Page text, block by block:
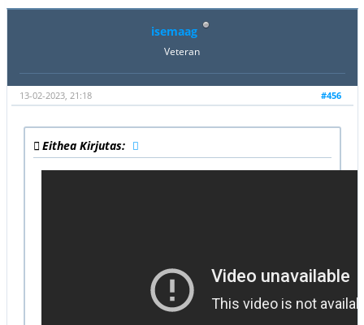
isemaag
Veteran
#456
13-02-2023, 21:18
Eithea Kirjutas: